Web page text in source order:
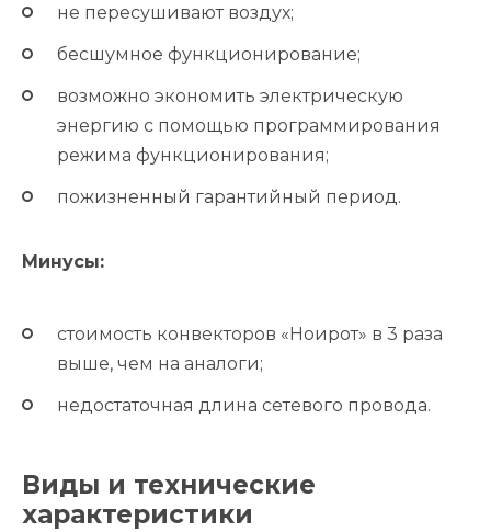
не пересушивают воздух;
бесшумное функционирование;
возможно экономить электрическую
энергию с помощью программирования
режима функционирования;
пожизненный гарантийный период.
Минусы:
стоимость конвекторов «Ноирот» в 3 раза
выше, чем на аналоги;
недостаточная длина сетевого провода.
Виды и технические
характеристики